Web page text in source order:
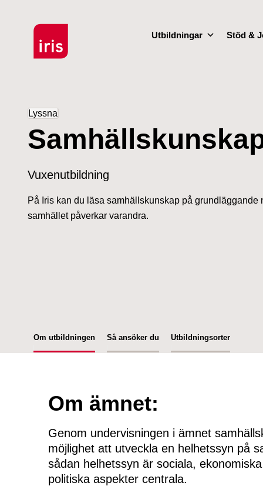
Utbildningar Stöd &
Lyssna
Vuxenutbildning
På Iris kan du läsa samhällskunskap på
samhället påverkar varandra.
Om utbildningen Så ansöker du Utbildningsorter
Om ämnet:
Genom undervisningen i ämnet
möjlighet att utveckla en helhetssyn på
sådan helhetssyn är sociala,
politiska aspekter centrala.